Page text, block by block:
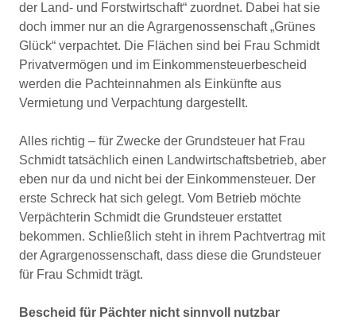
der Land- und Forstwirtschaft“ zuordnet. Dabei hat sie
doch immer nur an die Agrargenossenschaft „Grünes
Glück“ verpachtet. Die Flächen sind bei Frau Schmidt
Privatvermögen und im Einkommensteuerbescheid
werden die Pachteinnahmen als Einkünfte aus
Vermietung und Verpachtung dargestellt.
Alles richtig – für Zwecke der Grundsteuer hat Frau
Schmidt tatsächlich einen Landwirtschaftsbetrieb, aber
eben nur da und nicht bei der Einkommensteuer. Der
erste Schreck hat sich gelegt. Vom Betrieb möchte
Verpächterin Schmidt die Grundsteuer erstattet
bekommen. Schließlich steht in ihrem Pachtvertrag mit
der Agrargenossenschaft, dass diese die Grundsteuer
für Frau Schmidt trägt.
Bescheid für Pächter nicht sinnvoll nutzbar